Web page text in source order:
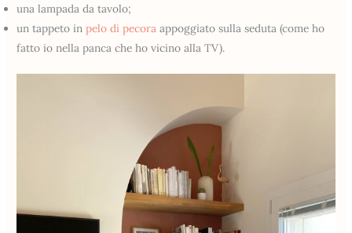
una lampada da tavolo;
un tappeto inpelo di pecoraappoggiato sulla seduta (come ho
fatto io nella panca che ho vicino alla TV).